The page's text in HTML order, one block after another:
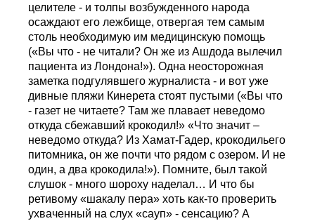
целителе - и толпы возбужденного народа
осаждают его лежбище, отвергая тем самым
столь необходимую им медицинскую помощь
(«Вы что - не читали? Он же из Ашдода вылечил
пациента из Лондона!»). Одна неосторожная
заметка подгулявшего журналиста - и вот уже
дивные пляжи Кинерета стоят пустыми («Вы что
- газет не читаете? Там же плавает неведомо
откуда сбежавший крокодил!» «Что значит –
неведомо откуда? Из Хамат-Гадер, крокодильего
питомника, он же почти что рядом с озером. И не
один, а два крокодила!»). Помните, был такой
слушок - много шороху наделал… И что бы
ретивому «шакалу пера» хоть как-то проверить
ухваченный на слух «сауп» - сенсацию? А